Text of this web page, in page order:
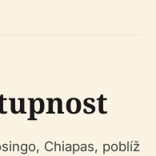
Chiapas, poblíž